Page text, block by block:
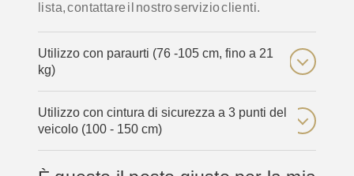
lista, contattare il nostro servizio clienti.
Utilizzo con paraurti (76 -105 cm, fino a 21
kg)
Utilizzo con cintura di sicurezza a 3 punti del
veicolo (100 - 150 cm)